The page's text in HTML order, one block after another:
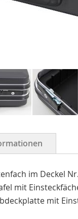
im Deckel
mit
mit